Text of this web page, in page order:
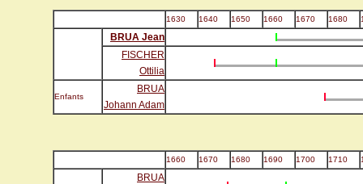
1630 1640 1650 1660 1670 1680
BRUA Jean
FISCHER
Ottilia
Enfants
BRUA
Johann Adam
1660 1670 1680 1690 1700 1710
BRUA